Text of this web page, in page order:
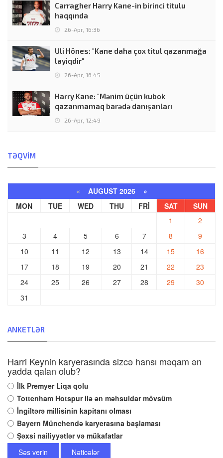
Carragher Harry Kane-in birinci titulu
haqqında
26-Apr, 16:36
Uli Hönes: "Kane daha çox titul qazanmağa
layiqdir"
26-Apr, 16:45
Harry Kane: "Mənim üçün kubok
qazanmamaq barədə danışanları
26-Apr, 12:49
TƏQVIM
« AUGUST 2026 »
MON
TUE WED THU FRI SAT
SUN
1
2
3
4 5 6 7 8
9
10
11 12 13 14 15
16
17
18 19 20 21 22
23
24
25 26 27 28 29
30
31
ANKETLƏR
Harri Keynin karyerasında sizcə hansı məqam ən
yadda qalan olub?
İlk Premyer Liqa qolu
Tottenham Hotspur ilə ən məhsuldar mövsüm
İngiltərə millisinin kapitanı olması
Bayern Münchendə karyerasına başlaması
Şəxsi nailiyyətlər və mükafatlar
Səs verin
Nəticələr